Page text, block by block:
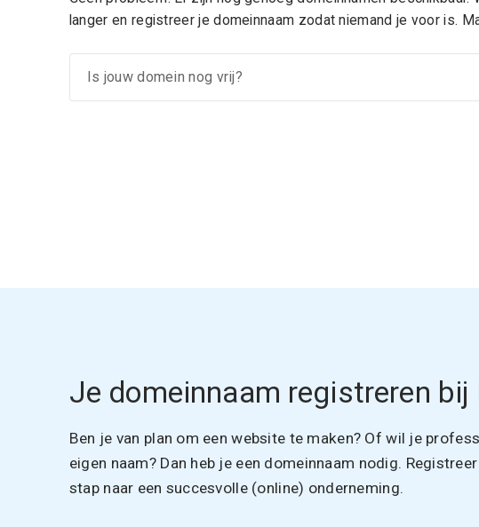
langer en registreer je domeinnaam zodat niemand je voor is.
Je domeinnaam registreren
Ben je van plan om een website te maken? Of wil je
eigen naam? Dan heb je een domeinnaam nodig.
stap naar een succesvolle (online) onderneming.